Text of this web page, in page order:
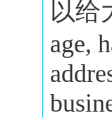
以给
age,